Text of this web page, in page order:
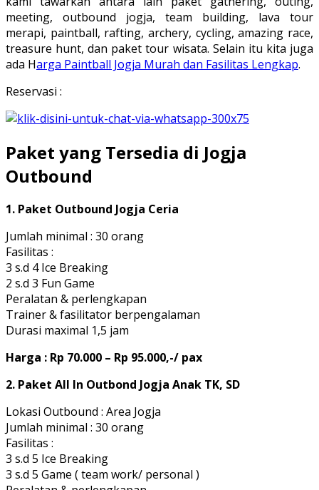
meeting, outbound jogja, team building, lava tour
merapi, paintball, rafting, archery, cycling, amazing race,
treasure hunt, dan paket tour wisata. Selain itu kita juga
ada Harga Paintball Jogja Murah dan Fasilitas Lengkap.
Reservasi :
Paket yang Tersedia di Jogja
Outbound
1. Paket Outbound Jogja Ceria
Jumlah minimal : 30 orang
Fasilitas :
3 s.d 4 Ice Breaking
2 s.d 3 Fun Game
Peralatan & perlengkapan
Trainer & fasilitator berpengalaman
Durasi maximal 1,5 jam
Harga : Rp 70.000 – Rp 95.000,-/ pax
2. Paket All In Outbond Jogja Anak TK, SD
Lokasi Outbound : Area Jogja
Jumlah minimal : 30 orang
Fasilitas :
3 s.d 5 Ice Breaking
3 s.d 5 Game ( team work/ personal )